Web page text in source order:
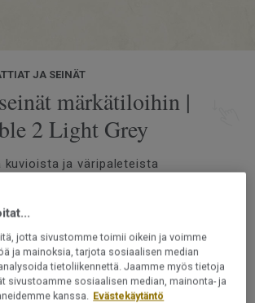
JA SEINÄT
märkätiloihin |
2 Light Grey
kuvioista ja väripaleteista
sekä sementtipinnoista aina
ja graafisiin kuvioihin
ilmeellä.
Lue lisää
vedenpitävällä designilla
jotta sivustomme toimii oikein ja voimme
ja mainoksia, tarjota sosiaalisen median
tietoliikennettä. Jaamme myös tietoja
sivustoamme sosiaalisen median, mainonta- ja
kanssa. Evästekäytäntö